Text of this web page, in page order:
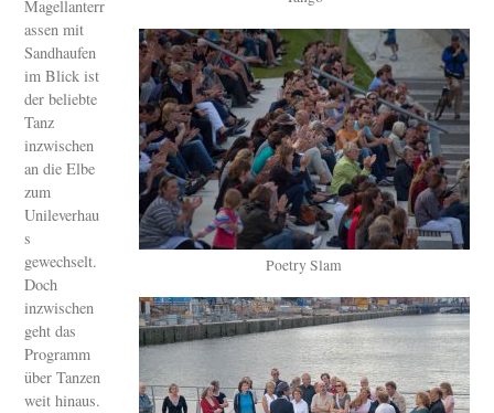
Poetry Slam
Magellanterr
assen mit
Sandhaufen
im Blick ist
der beliebte
Tanz
inzwischen
an die Elbe
zum
Unileverhau
s
gewechselt.
Doch
inzwischen
geht das
Programm
über Tanzen
weit hinaus.